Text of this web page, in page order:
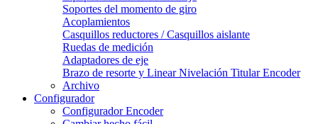
Soportes del momento de giro
Acoplamientos
Casquillos reductores / Casquillos aislante
Ruedas de medición
Adaptadores de eje
Brazo de resorte y Linear Nivelación Titular Encoder
Archivo
Configurador
Configurador Encoder